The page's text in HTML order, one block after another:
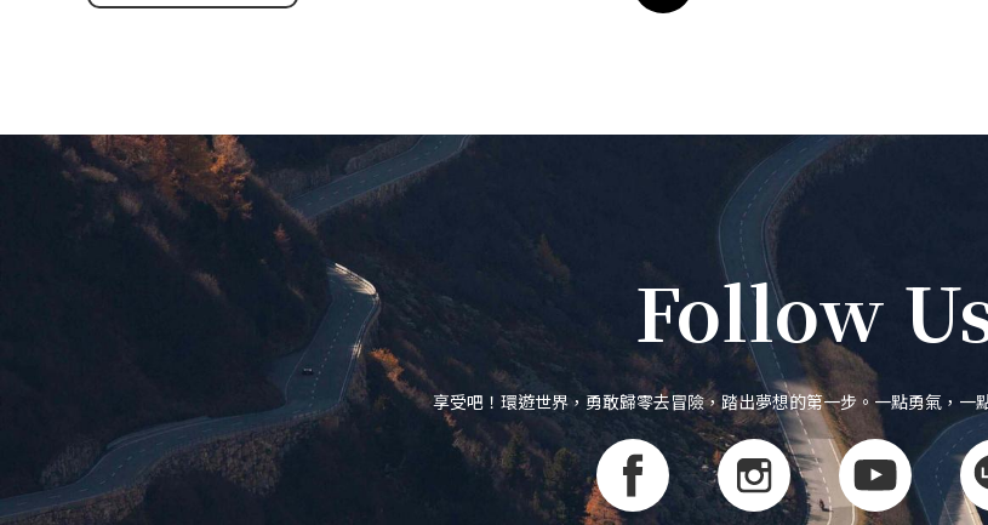
Follow
享受吧！環遊世界，勇敢歸零去冒險，踏出夢想的第一步。一點勇氣，一